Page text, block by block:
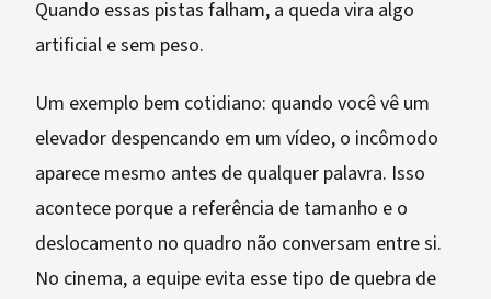
Quando essas pistas falham, a queda vira algo
artificial e sem peso.
Um exemplo bem cotidiano: quando você vê um
elevador despencando em um vídeo, o incômodo
aparece mesmo antes de qualquer palavra. Isso
acontece porque a referência de tamanho e o
deslocamento no quadro não conversam entre si.
No cinema, a equipe evita esse tipo de quebra de